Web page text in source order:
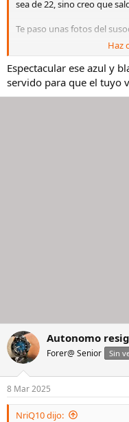
sea de 22, sino creo que
Te paso unas fotos del
Ver el archivos adjunto
Ver el archivos adjunto
Haz
Espectacular ese azul y
servido para que el tuyo
Autonomo
Forer@ Senior Sin
8 Mar 2025
NriQ10 dijo: